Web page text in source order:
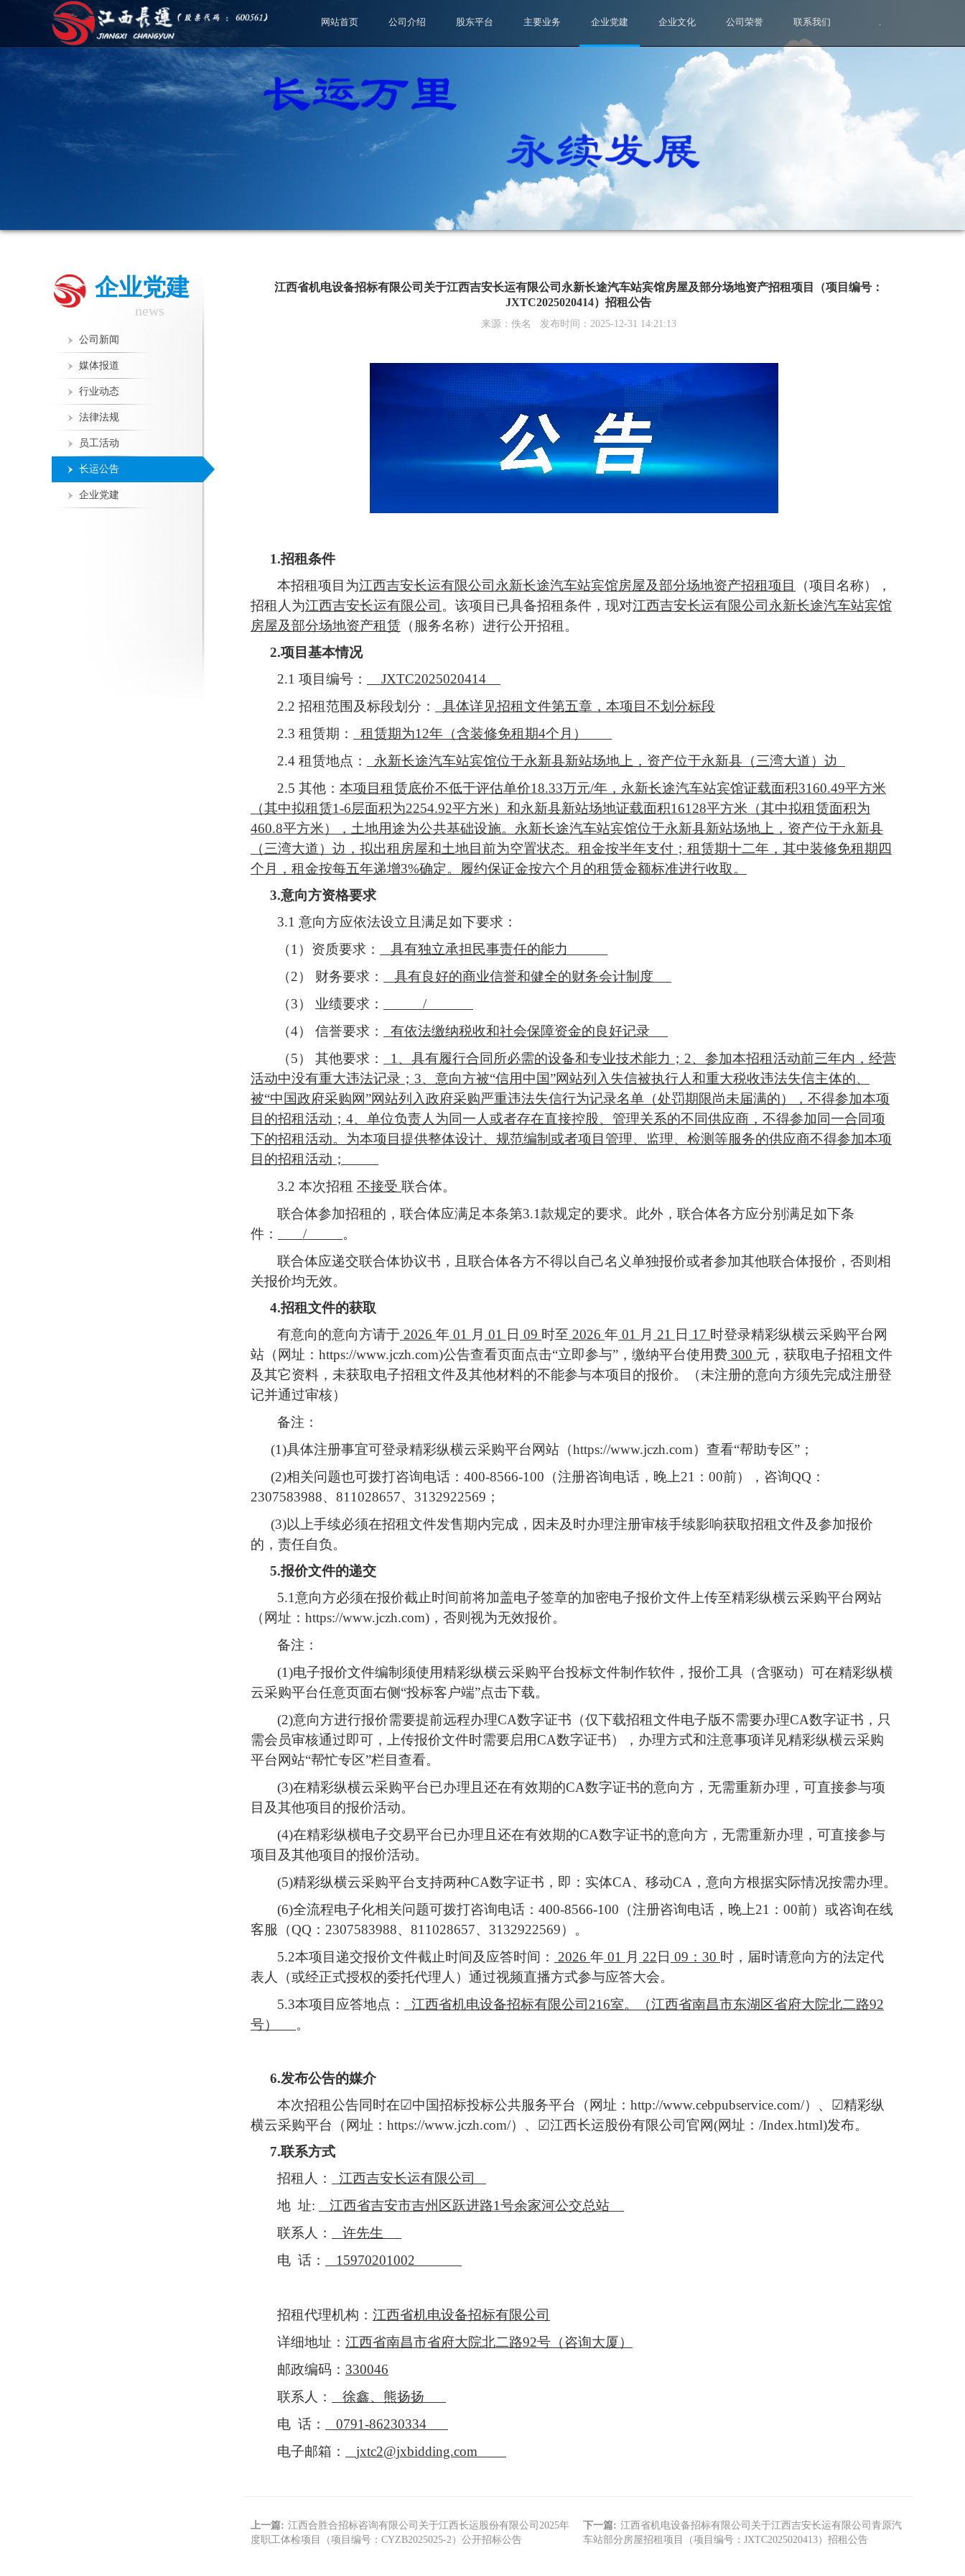
网站首页 公司介绍 股东平台 主要业务 企业党建 企业文化 公司荣誉 联系我们 .
企业党建
news
公司新闻
媒体报道
行业动态
法律法规
员工活动
长运公告
企业党建
江西省机电设备招标有限公司关于江西吉安长运有限公司永新长途汽车站宾馆房屋及部分场地资产招租项目（项目编号：
JXTC2025020414）招租公告
来源： 佚名 发布时间： 2025-12-31 14:21:13
1.招租条件
本招租项目 为江西吉安长运有限公司永新长途汽车站宾馆房屋及部分场地资产招租项目 （项目名称）
，
招租 人为江西吉安长运有限公司 。该项目已具备招租条件，现对江西吉安长运有限公司永新长途汽车站宾馆
房屋及部分场地资产租赁 （ 服务名称）进行公开招租 。
2.项目 基本情况
2.1 项目 编号 ：
JXTC2025020414
2.2 招租范围及标段划分 ：
具体详见招租文件第五章，本项目不划分标段
2.3 租赁期 ： 租赁期为12年（含装修免租期4个月）
2.4 租赁地点 ：
永新长途汽车站宾馆位于永新县新站场地上，资产位于永新县（三湾大道）边
2.5 其他 ： 本项目租赁底价不低于评估单价18.33万元/年，永新长途汽车站宾馆证载面积3160.49平方米
（其中拟租赁1-6层面积为2254.92平方米）和永新县新站场地证载面积16128平方米（其中拟租赁面积为
460.8平方米），土地用途为公共基础设施。 永新长途汽车站宾馆位于永新县新站场地上，资产位于永新县
（三湾大道）边，拟出租房屋和土地目前为空置状态。租金按半年支付；租赁期十二年，其中装修免租期四
个月，租金按每五年递增3%确定。履约保证金按六个月的租赁金额标准进行收取。
3.意向方资格要求
3.1 意向方应依法设立且满足如下要求：
（1） 资质要求：
具有独立承担民事责任的能力
（2） 财务要求：
具有良好的商业信誉和健全的财务会计制度
（3） 业绩要求：
/
（4） 信誉要求：
有依法缴纳税收和社会保障资金的良好记录
（5） 其他要求： 1、具有履行合同所必需的设备和专业技术能力；2、参加本招租活动前三年内，经营
活动中没有重大违法记录； 3、 意向方被“信用中国”网站列入失信被执行人和重大税收违法失信主体的、
被“中国政府采购网”网站列入政府采购严重违法失信行为记录名单（处罚期限尚未届满的），不得参加本项
目的招租活动 ； 4、单位负责人为同一人或者存在直接控股、管理关系的不同供应商，不得参加同一合同项
下的招租活动。为本项目提供整体设计、规范编制或者项目管理、监理、检测等服务的供应商不得参加本项
目的招租活动 ；
3.2 本次招租 不接受 联合体。
联合体参加招租 的，联合体应满足本条第3.1款规定的要求。此外，联合体各方应分别满足如下条
件：
/ 。
联合体应递交联合体协议书，且联合体各方不得以自己名义单独报价或者参加其他联合体报价 ，否则相
关报价均无效。
4.招租文件的获取
有意向的意向方请于 2026 年 01 月 01 日 09 时至 2026 年 01 月 21 日 17 时登录精彩纵横云采购平台网
站（网址： https://www.jczh.com)公告查看页面点击“立即参与”，缴纳平台使用费 300 元，获取电子招租文件
及其它资料，未获取电子招租文件及其他材料的不能参与本项目的报价。（未注册的意向方须先完成注册登
记并通过审核）
备注：
(1)具体注册事宜可登录精彩纵横云采购平台网站 （https://www.jczh.com）查看“帮助专区”；
(2)相关问题也可拨打咨询电话： 400-8566-100（注册咨询电话，晚上21：00前），咨询QQ：
2307583988、811028657、3132922569；
(3)以上手续必须在招租文件发售期内完成，因未及时办理注册审核手续影响获取招租文件及参加报价
的，责任自负。
5.报价文件的递交
5.1意向方必须在报价截止时间前将加盖电子签章的加密电子报价文件 上传至精彩纵横云采购平台网站
（网址： https://www.jczh.com)，否则视为无效报价。
备注：
(1)电子报价文件编制须使用精彩纵横云采购平台投标文件制作软件， 报价工具（含驱动）可在精彩纵横
云采购平台任意页面右侧 “投标客户端”点击下载。
(2)意向方进行报价需要提前远程办理CA数字证书（仅下载招租文件电子版不需要办理CA数字证书，只
需会员审核通过即可，上传报价文件时需要启用CA数字证书），办理方式和注意事项详见精彩纵横云采购
平台网站“帮忙专区”栏目查看。
(3)在精彩纵横云采购平台已办理且还在有效期的CA数字证书的意向方 ，无需重新办理，可直接参与项
目及其他项目的报价活动。
(4)在精彩纵横电子交易平台已办理且还在有效期的CA数字证书的意向方 ，无需重新办理，可直接参与
项目及其他项目的报价活动。
(5)精彩纵横云采购平台支持两种CA数字证书，即：实体CA、移动CA， 意向方根据实际情况按需办理。
(6)全流程电子化相关问题可拨打咨询电话： 400-8566-100（注册咨询电话，晚上21：00前）或咨询在线
客服（QQ：2307583988、811028657、3132922569）。
5.2本项目 递交报价文件截止时间及应答时间： 2026 年 01 月 22 日 09：30 时，届时请意向方的法定代
表人（或经正式授权的委托代理人）通过视频直播方式参与应答大会。
5.3本项目 应答地点： 江西省机电设备招标有限公司 216室。（江西省南昌市东湖区省府大院北二路92
号） 。
6.发布公告的媒介
本次招租公告同时在☑中国招标投标公共服务平台（网址： http://www.cebpubservice.com/） 、 ☑精彩纵
横云采购平台（网址： https://www.jczh.com/） 、 ☑江西长运股份有限公司官网(网址：/Index.html)发布。
7.联系方式
招租 人：
江西吉安长运有限公司
地 址: 江西省吉安市吉州区跃进路1号余家河公交总站
联系人：
许先生
电 话： 15970201002
招租代理机构： 江西省机电设备招标有限公司
详细地址： 江西省南昌市省府大院北二路92号（咨询大厦）
邮政编码： 330046
联系人：
徐鑫、熊扬扬
电 话：
0791-86230334
电子邮箱：
jxtc2@jxbidding.com
上一篇: 江西合胜合招标咨询有限公司关于江西长运股份有限公司2025年
度职工体检项目（项目编号：CYZB2025025-2）公开招标公告
下一篇: 江西省机电设备招标有限公司关于江西吉安长运有限公司青原汽
车站部分房屋招租项目（项目编号：JXTC2025020413）招租公告